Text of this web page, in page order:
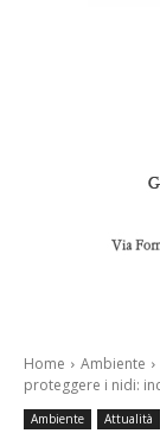
Home Ambiente
proteggere i nidi:
Ambiente Attualità